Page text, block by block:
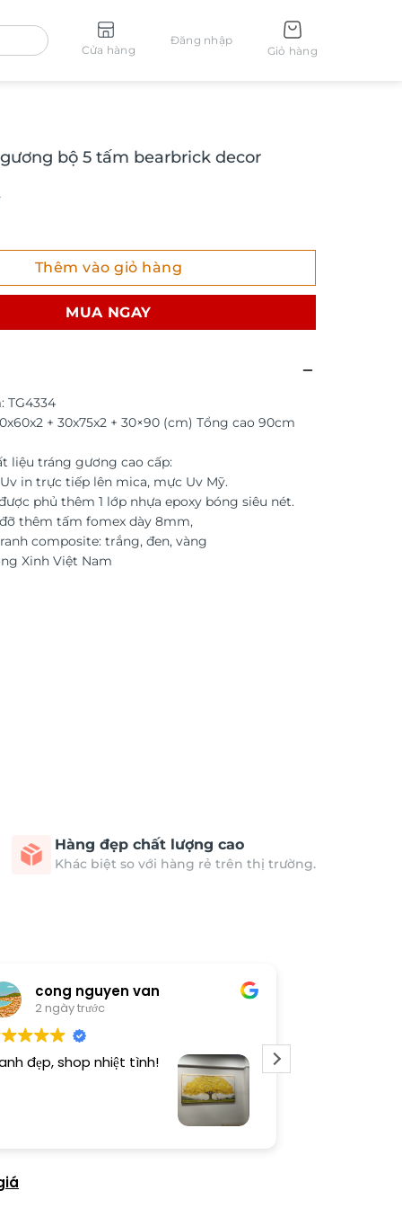
Cửa hàng
Đăng nhập
Giỏ hàng
bộ 5 tấm bearbrick decor
bộ 5 tấm bearbrick decor TG4334 số lượng
Thêm vào giỏ hàng
MUA NGAY
TG4334
+ 30x75x2 + 30×90 (cm) Tổng cao 90cm
liệu tráng gương cao cấp:
in trực tiếp lên mica, mực Uv Mỹ.
phủ thêm 1 lớp nhựa epoxy bóng siêu nét.
thêm tấm fomex dày 8mm,
composite: trắng, đen, vàng
Xinh Việt Nam
Hàng đẹp chất lượng cao
Khác biệt so với hàng rẻ trên thị trường.
cong nguyen van
2 ngày trước
đẹp, shop nhiệt tình!